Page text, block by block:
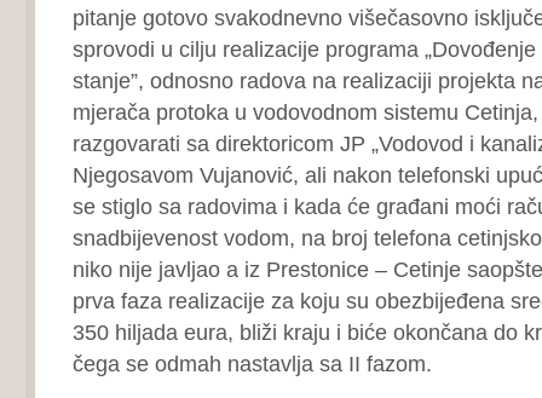
pitanje gotovo svakodnevno višečasovno
sprovodi u cilju realizacije programa
stanje”, odnosno radova na realizaciji projekta
mjerača protoka u vodovodnom sistemu
razgovarati sa direktoricom JP „Vodovod i
Njegosavom Vujanović, ali nakon telefonski
se stiglo sa radovima i kada će građani moći
snadbijevenost vodom, na broj telefona
niko nije javljao a iz Prestonice – Cetinje
prva faza realizacije za koju su obezbijeđena
350 hiljada eura, bliži kraju i biće okončana do
čega se odmah nastavlja sa II fazom.